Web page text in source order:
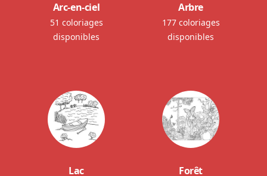
Arc-en-ciel
51 coloriages
disponibles
Arbre
177 coloriages
disponibles
Lac Forêt